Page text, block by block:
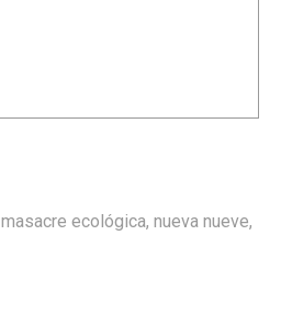
masacre ecológica, nueva nueve,